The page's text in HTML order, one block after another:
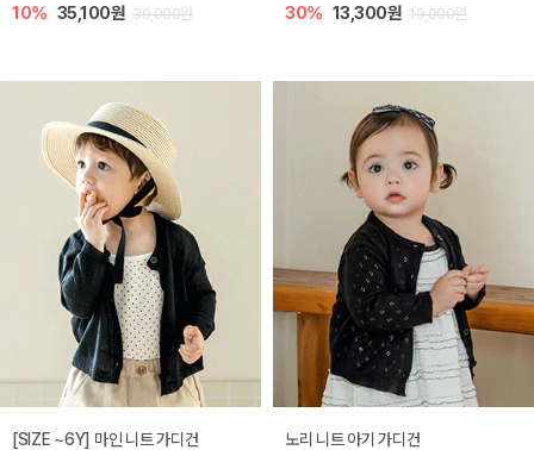
10% 35,100원 39,000원 30% 13,300원 19,000원
[SIZE ~6Y] 마인 니트 가디건 노리 니트 아기 가디건